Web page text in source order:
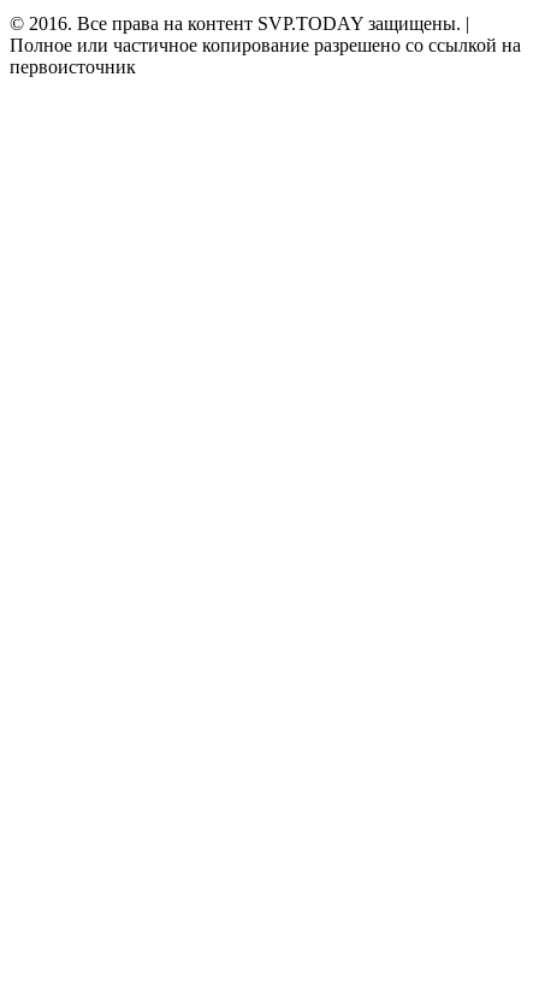
© 2016. Все права на контент SVP.TODAY защищены. |
Полное или частичное копирование разрешено со ссылкой на
первоисточник